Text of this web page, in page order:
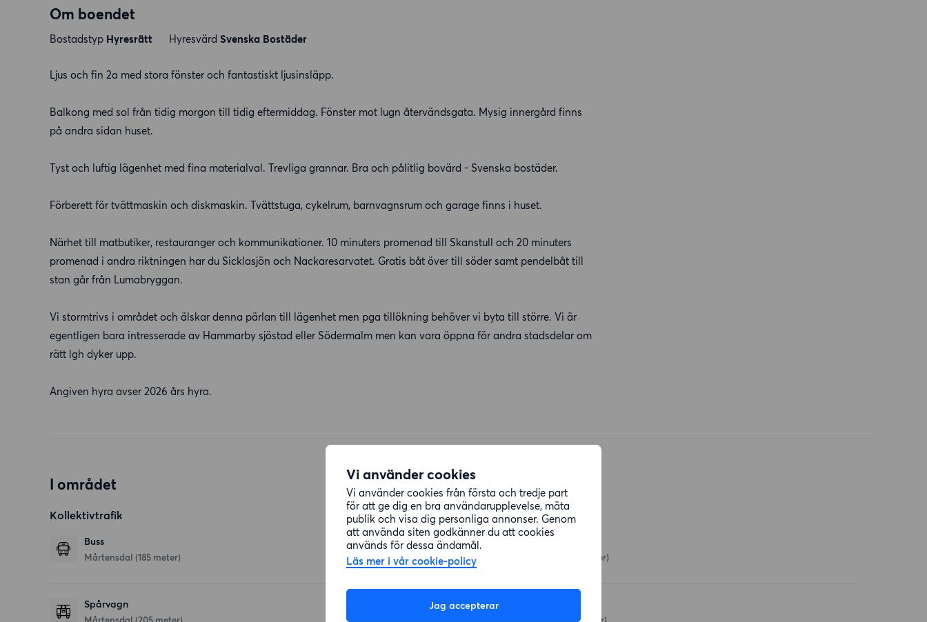
Vi använder cookies
Vi använder cookies från första och tredje part
för att ge dig en bra användarupplevelse, mäta
publik och visa dig personliga annonser. Genom
att använda siten godkänner du att cookies
används för dessa ändamål.
Läs mer i vår cookie-policy
Jag accepterar
Om boendet
Bostadstyp Hyresrätt Hyresvärd Svenska Bostäder
Ljus och fin 2a med stora fönster och fantastiskt ljusinsläpp.
Balkong med sol från tidig morgon till tidig eftermiddag. Fönster mot lugn återvändsgata. Mysig innergård finns
på andra sidan huset.
Tyst och luftig lägenhet med fina materialval. Trevliga grannar. Bra och pålitlig bovärd - Svenska bostäder.
Förberett för tvättmaskin och diskmaskin. Tvättstuga, cykelrum, barnvagnsrum och garage finns i huset.
Närhet till matbutiker, restauranger och kommunikationer. 10 minuters promenad till Skanstull och 20 minuters
promenad i andra riktningen har du Sicklasjön och Nackaresarvatet. Gratis båt över till söder samt pendelbåt till
stan går från Lumabryggan.
Vi stormtrivs i området och älskar denna pärlan till lägenhet men pga tillökning behöver vi byta till större. Vi är
egentligen bara intresserade av Hammarby sjöstad eller Södermalm men kan vara öppna för andra stadsdelar om
rätt lgh dyker upp.
Angiven hyra avser 2026 års hyra.
I området
Kollektivtrafik
Buss
Mårtensdal (185 meter)
Spårvagn
Restauranger
(38 meter)
Lax